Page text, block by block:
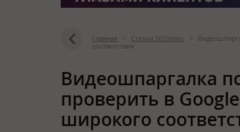
Главная > Статьи SEOnews >
соответствия
Видеошпаргалка
проверить в
широкого